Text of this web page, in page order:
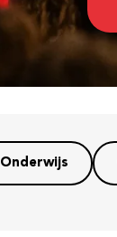
Onderwijs